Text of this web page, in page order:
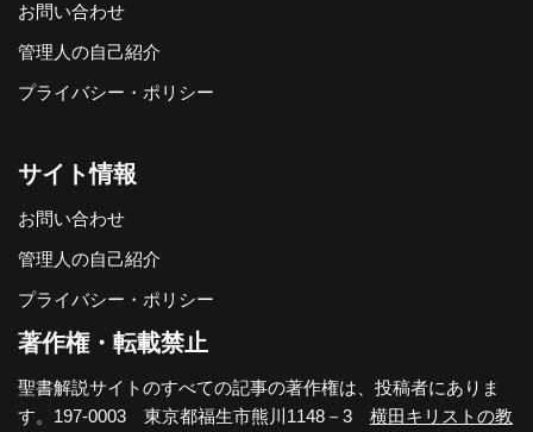
お問い合わせ
管理人の自己紹介
プライバシー・ポリシー
サイト情報
お問い合わせ
管理人の自己紹介
プライバシー・ポリシー
著作権・転載禁止
聖書解説サイトのすべての記事の著作権は、投稿者にありま
す。197-0003 東京都福生市熊川1148－3 横田キリストの教